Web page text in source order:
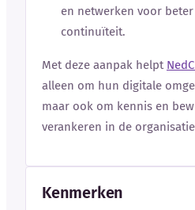
en netwerken voor
continuïteit.
Met deze aanpak helpt
alleen om hun digitale
maar ook om kennis en
verankeren in de
Kenmerken